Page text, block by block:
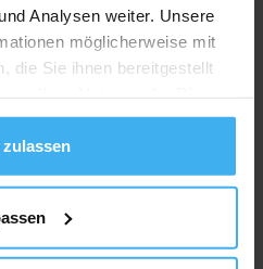
Analysen weiter. Unsere
möglicherweise mit
die Sie ihnen bereitgestellt
zulassen